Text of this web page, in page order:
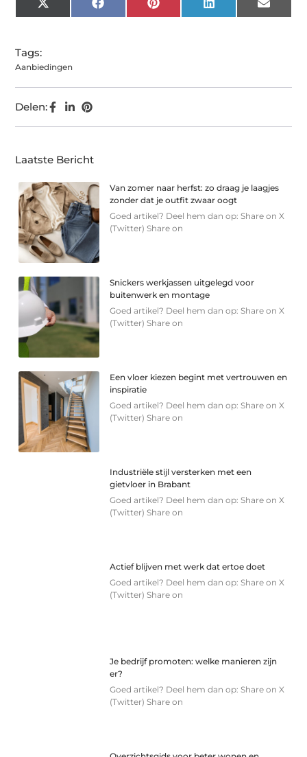
X
(Twitter)
FacebookPinterest LinkedIn Email
Tags:
Aanbiedingen
Delen:
Laatste Bericht
Van zomer naar herfst: zo draag je laagjes
zonder dat je outfit zwaar oogt
Goed artikel? Deel hem dan op: Share on X
(Twitter) Share on
Snickers werkjassen uitgelegd voor
buitenwerk en montage
Goed artikel? Deel hem dan op: Share on X
(Twitter) Share on
Een vloer kiezen begint met vertrouwen en
inspiratie
Goed artikel? Deel hem dan op: Share on X
(Twitter) Share on
Industriële stijl versterken met een
gietvloer in Brabant
Goed artikel? Deel hem dan op: Share on X
(Twitter) Share on
Actief blijven met werk dat ertoe doet
Goed artikel? Deel hem dan op: Share on X
(Twitter) Share on
Je bedrijf promoten: welke manieren zijn
er?
Goed artikel? Deel hem dan op: Share on X
(Twitter) Share on